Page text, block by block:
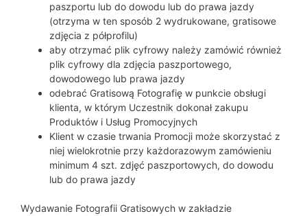
paszportu lub do dowodu lub do prawa jazdy
(otrzyma w ten sposób 2 wydrukowane, gratisowe
zdjęcia z półprofilu)
aby otrzymać plik cyfrowy należy zamówić również
plik cyfrowy dla zdjęcia paszportowego,
dowodowego lub prawa jazdy
odebrać Gratisową Fotografię w punkcie obsługi
klienta, w którym Uczestnik dokonał zakupu
Produktów i Usług Promocyjnych
Klient w czasie trwania Promocji może skorzystać z
niej wielokrotnie przy każdorazowym zamówieniu
minimum 4 szt. zdjęć paszportowych, do dowodu
lub do prawa jazdy
Wydawanie Fotografii Gratisowych w zakładzie